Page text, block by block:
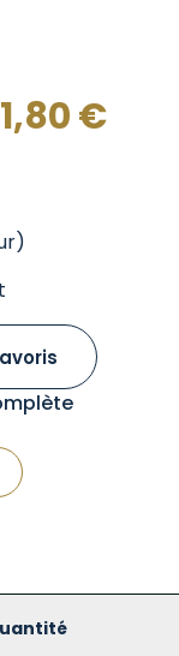
€